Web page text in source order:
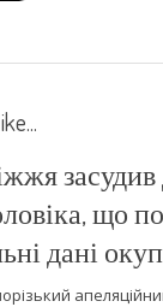
засудив
що
дані